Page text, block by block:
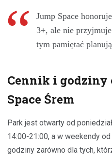
Jump Space
3+, ale nie
tym pamiętać
Cennik i
Space Śrem
Park jest otwarty od
14:00-21:00, a w weekendy
godziny zarówno dla tych,